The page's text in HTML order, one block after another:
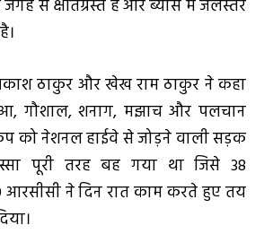
से क्षतिग्रस्त है और ब्यास में जलस्तर
ठाकुर और खेख राम ठाकुर ने कहा
गौशाल, शनाग, मझाच और पलचान
कैंप को नेशनल हाईवे से जोड़ने वाली सड़क
पूरी तरह बह गया था जिसे 38
ने दिन रात काम करते हुए तय